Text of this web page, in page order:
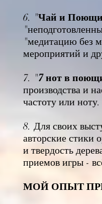
6. "Чай и
"медитацию без
мероприятий и
7. "7 нот в
производства и
частоту или
8. Для своих
авторские стики
и твердость
приемов игры -
МОЙ ОПЫТ